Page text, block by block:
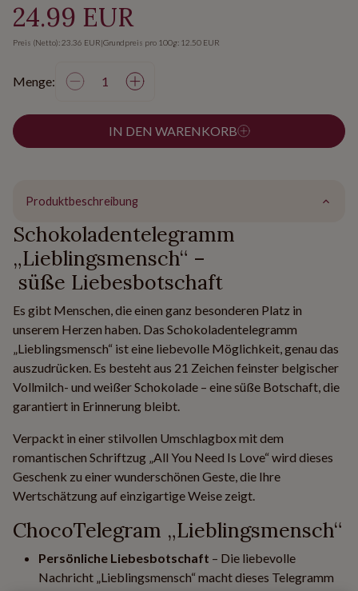
24.99 EUR
Preis (Netto): 23.36 EUR|Grundpreis pro 100g: 12.50 EUR
Menge:
IN DEN WARENKORB
Produktbeschreibung
Schokoladentelegramm
„Lieblingsmensch“ –
süße Liebesbotschaft
Es gibt Menschen, die einen ganz besonderen Platz in
unserem Herzen haben. Das Schokoladentelegramm
„Lieblingsmensch“ ist eine liebevolle Möglichkeit, genau das
auszudrücken. Es besteht aus 21 Zeichen feinster belgischer
Vollmilch- und weißer Schokolade – eine süße Botschaft, die
garantiert in Erinnerung bleibt.
Verpackt in einer stilvollen Umschlagbox mit dem
romantischen Schriftzug „All You Need Is Love“ wird dieses
Geschenk zu einer wunderschönen Geste, die Ihre
Wertschätzung auf einzigartige Weise zeigt.
ChocoTelegram „Lieblingsmensch“
Persönliche Liebesbotschaft – Die liebevolle
Nachricht „Lieblingsmensch“ macht dieses Telegramm